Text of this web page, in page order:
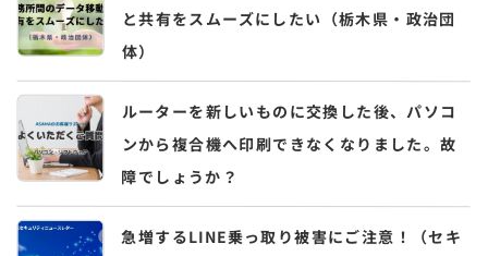
と共有をスムーズにしたい（栃木県・政治団
体）
ルーターを新しいものに交換した後、パソコ
ンから複合機へ印刷できなくなりました。故
障でしょうか？
急増するLINE乗っ取り被害にご注意！（セキ